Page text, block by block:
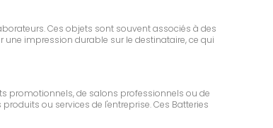
Ces objets sont souvent associés à des
impression durable sur le destinataire, ce qui
promotionnels, de salons professionnels ou de
ou services de l'entreprise. Ces Batteries